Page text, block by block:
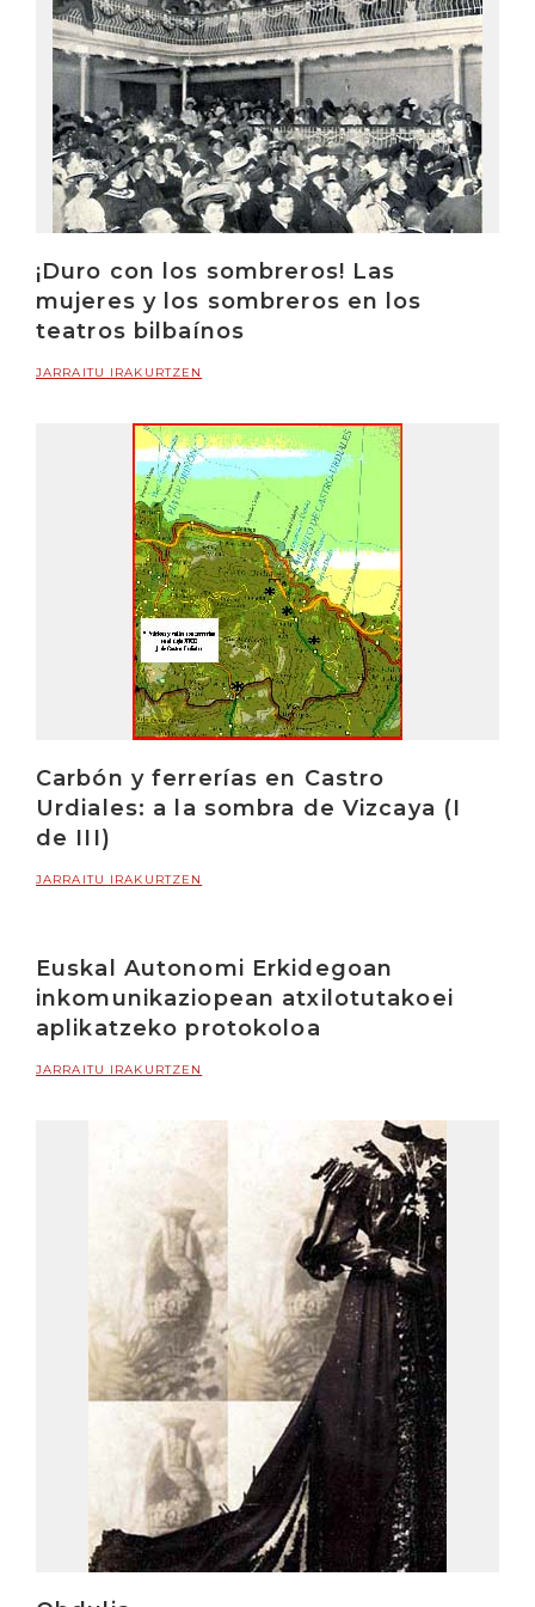
¡Duro con los sombreros! Las
mujeres y los sombreros en los
teatros bilbaínos
JARRAITU IRAKURTZEN
Carbón y ferrerías en Castro
Urdiales: a la sombra de Vizcaya (I
de III)
JARRAITU IRAKURTZEN
Euskal Autonomi Erkidegoan
inkomunikaziopean atxilotutakoei
aplikatzeko protokoloa
JARRAITU IRAKURTZEN